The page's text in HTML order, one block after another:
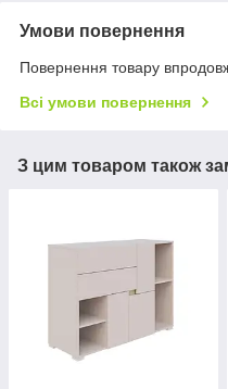
Умови повернення
Повернення товару
Всі умови повернення
З цим товаром також